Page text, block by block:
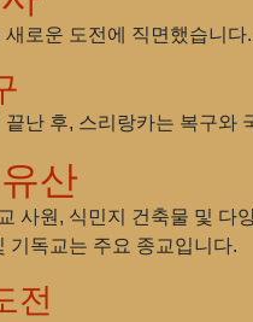
새로운 도전에 직면했습니
끝난 후, 스리랑카는 복구와
산
사원, 식민지 건축물 및 다
기독교는 주요 종교입니다.
전